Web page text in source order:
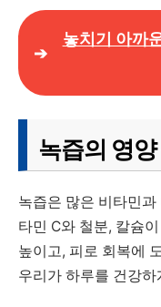
놓치기 아까
녹즙의 영
녹즙은 많은 비타민
타민 C와 철분, 칼슘
높이고, 피로 회복에
우리가 하루를 건강